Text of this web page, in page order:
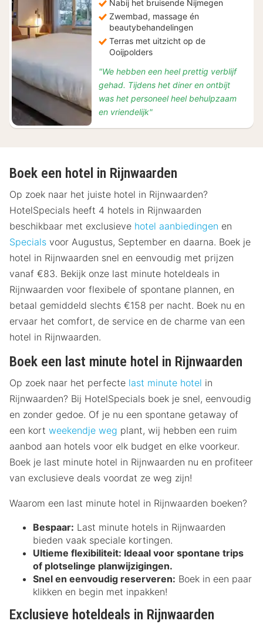
Nabij het bruisende Nijmegen
Zwembad, massage én
beautybehandelingen
Terras met uitzicht op de
Ooijpolders
"We hebben een heel prettig verblijf
gehad. Tijdens het diner en ontbijt
was het personeel heel behulpzaam
en vriendelijk"
Boek een hotel in Rijnwaarden
Op zoek naar het juiste hotel in Rijnwaarden?
HotelSpecials heeft 4 hotels in Rijnwaarden
beschikbaar met exclusieve hotel aanbiedingen en
Specials voor Augustus, September en daarna. Boek je
hotel in Rijnwaarden snel en eenvoudig met prijzen
vanaf €83. Bekijk onze last minute hoteldeals in
Rijnwaarden voor flexibele of spontane plannen, en
betaal gemiddeld slechts €158 per nacht. Boek nu en
ervaar het comfort, de service en de charme van een
hotel in Rijnwaarden.
Boek een last minute hotel in Rijnwaarden
Op zoek naar het perfecte last minute hotel in
Rijnwaarden? Bij HotelSpecials boek je snel, eenvoudig
en zonder gedoe. Of je nu een spontane getaway of
een kort weekendje weg plant, wij hebben een ruim
aanbod aan hotels voor elk budget en elke voorkeur.
Boek je last minute hotel in Rijnwaarden nu en profiteer
van exclusieve deals voordat ze weg zijn!
Waarom een last minute hotel in Rijnwaarden boeken?
Bespaar: Last minute hotels in Rijnwaarden
bieden vaak speciale kortingen.
Ultieme flexibiliteit: Ideaal voor spontane trips
of plotselinge planwijzigingen.
Snel en eenvoudig reserveren: Boek in een paar
klikken en begin met inpakken!
Exclusieve hoteldeals in Rijnwaarden